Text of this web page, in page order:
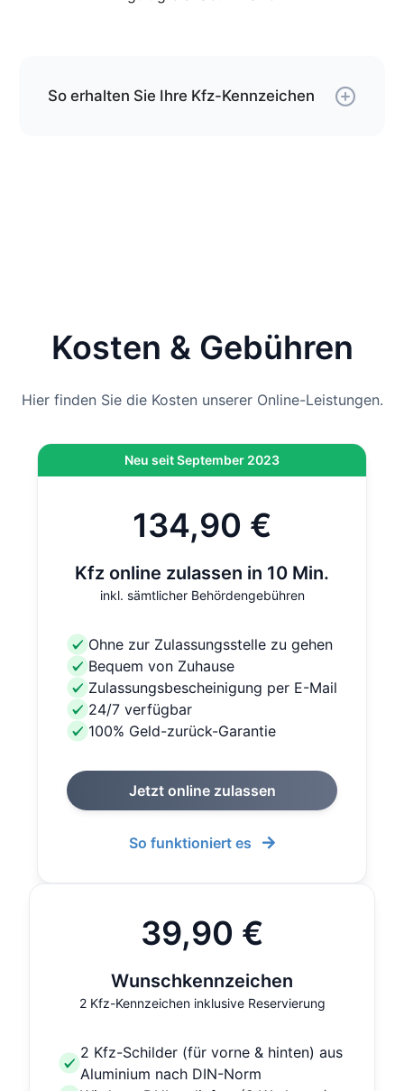
So erhalten Sie Ihre Kfz-Kennzeichen
Zulassung ist diese Gebühr bereits inklusive.
Kosten & Gebühren
Hier finden Sie die Kosten unserer Online-Leistungen.
Neu seit September 2023
134,90 €
Kfz online zulassen in 10 Min.
inkl. sämtlicher Behördengebühren
Ohne zur Zulassungsstelle zu gehen
Bequem von Zuhause
Zulassungsbescheinigung per E-Mail
24/7 verfügbar
100% Geld-zurück-Garantie
Jetzt online zulassen
So funktioniert es
39,90 €
Wunschkennzeichen
2 Kfz-Kennzeichen inklusive Reservierung
2 Kfz-Schilder (für vorne & hinten) aus
Aluminium nach DIN-Norm